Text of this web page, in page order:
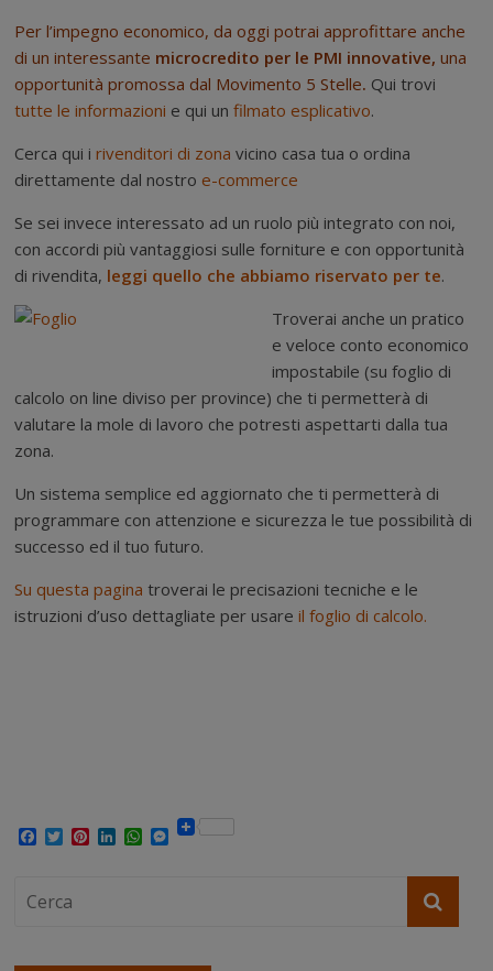
Per l’impegno economico, da oggi potrai approfittare anche
di un interessante microcredito per le PMI innovative,una
opportunità promossa dal Movimento 5 Stelle. Qui trovi
tutte le informazioni e qui unfilmato esplicativo.
Cerca qui irivenditori di zona vicino casa tua o ordina
direttamente dal nostro e-commerce
Se sei invece interessato ad un ruolo più integrato con noi,
con accordi più vantaggiosi sulle forniture e con opportunità
di rivendita, leggi quello che abbiamo riservato per te.
Troverai anche un pratico
e veloce conto economico
impostabile (su foglio di
calcolo on line diviso per province) che ti permetterà di
valutare la mole di lavoro che potresti aspettarti dalla tua
zona.
Un sistema semplice ed aggiornato che ti permetterà di
programmare con attenzione e sicurezza le tue possibilità di
successo ed il tuo futuro.
Su questa pagina troverai le precisazioni tecniche e le
istruzioni d’uso dettagliate per usareil foglio di calcolo.
F
b
k
T
t
P
s
L
n
W
p
M
e